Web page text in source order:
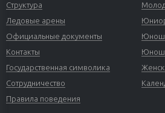
Структура
Ледовые арены
Официальные документы
Контакты
Государственная символика
Сотрудничество
Правила поведения